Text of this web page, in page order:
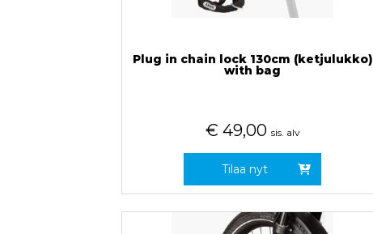
Plug in chain lock 130cm (ketjulukko)
with bag
€ 49,00 sis. alv
Tilaa nyt